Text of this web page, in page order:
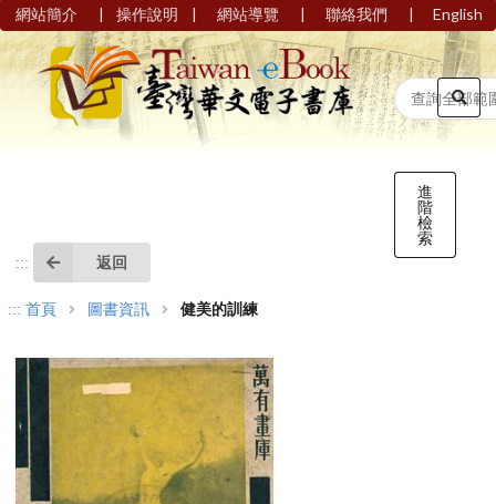
網站簡介 | 操作說明 | 網站導覽 | 聯絡我們 | English
進
階
檢
索
::: 返回
::: 首頁 圖書資訊 健美的訓練